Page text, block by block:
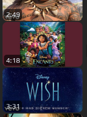
2:49
4:18
3:31